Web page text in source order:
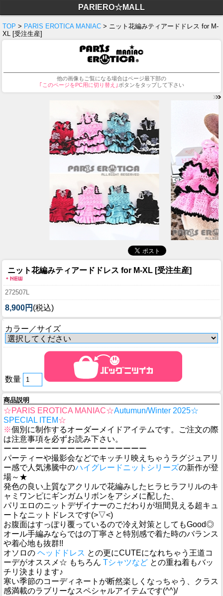
PARIERO☆MALL
TOP > PARIS EROTICA MANIAC > ニット花編みティアードドレス for M-
XL [受注生産]
他の画像もご覧になる場合はページ最下部の
｢このページをPC用に切り替え｣ ボタンをタップして下さい
ニット花編みティアードドレス for M-XL [受注生産]
272507L
8,900円 (税込)
カラー／サイズ
数量
商品説明
☆PARIS EROTICA MANIAC☆Autumun/Winter 2025☆
SPECIAL ITEM☆
※個別に制作するオーダーメイドアイテムです。ご注文の際
は注意事項を必ずお読み下さい。
ーーーーーーーーーーーーーーーーーー
パーティーや撮影会などでキッチリ映えちゃうラグジュアリ
ー感で人気沸騰中のハイグレードニットシリーズの新作が登
場～★
発色の良い上質なアクリルで花編みしたヒラヒラフリルのキ
ャミワンピにギンガムリボンをアシメに配した、
パリエロのニットデザイナーのこだわりが垣間見える超キュ
ートなニットドレスです(>▽<)
お腹面はすっぽり覆っているので冷え対策としてもGood◎
オール手編みならではの丁寧さと特別感で着た時のバランス
や着心地も抜群!!
オソロの ヘッドドレス との更にCUTEになれちゃう王道コ
ーデがオススメ☆ もちろん Tシャツなど との重ね着もバッ
チリ決まります♪
寒い季節のコーディネートが断然楽しくなっちゃう、クラス
感満載のラブリーなスペシャルアイテムです(^^)/